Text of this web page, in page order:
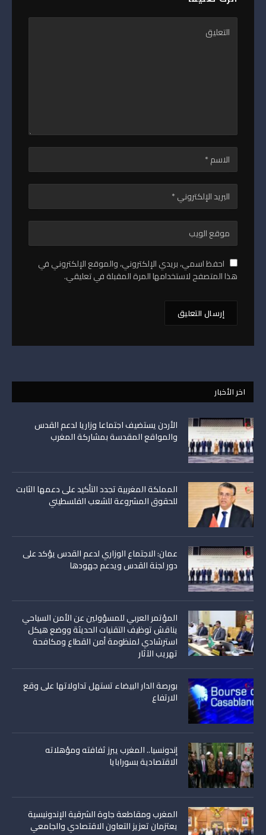
احفظ اسمي، بريدي الإلكتروني، والموقع الإلكتروني في
هذا المتصفح لاستخدامها المرة المقبلة في تعليقي.
اخر الأخبار
الأردن يستضيف اجتماعا وزاريا لدعم القدس
والمواقع المقدسة بمشاركة المغرب
المملكة المغربية تجدد التأكيد على دعمها الثابت
للحقوق المشروعة للشعب الفلسطيني
عمان: الاجتماع الوزاري لدعم القدس يؤكد على
دور لجنة القدس ويدعم جهودها
المؤتمر العربي للمسؤولين عن الأمن السياحي
يناقش توظيف التقنيات الحديثة ووضع هيكل
استرشادي لمنظومة أمن القطاع ومكافحة
تهريب الآثار
بورصة الدار البيضاء تستهل تداولاتها على وقع
الارتفاع
إندونسيا.. المغرب يبرز ثفافته ومؤهلاته
الاقتصادية بسورابايا
المغرب ومقاطعة جاوة الشرقية الإندونيسية
يعتزمان تعزيز التعاون الاقتصادي والجامعي